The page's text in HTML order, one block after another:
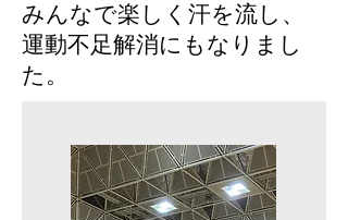
みんなで楽しく汗を流し、
​運動不足解消にもなりまし
た。